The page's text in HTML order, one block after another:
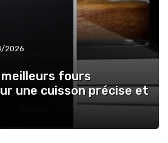
2026
fours
une cuisson précise et